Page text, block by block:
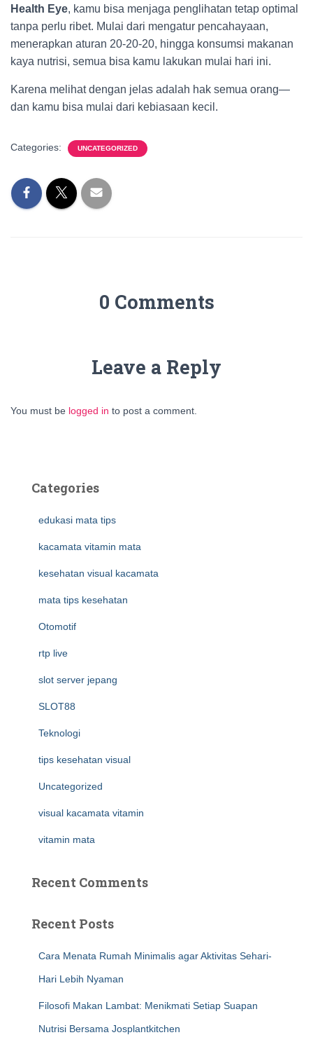
Health Eye, kamu bisa menjaga penglihatan tetap optimal
tanpa perlu ribet. Mulai dari mengatur pencahayaan,
menerapkan aturan 20-20-20, hingga konsumsi makanan
kaya nutrisi, semua bisa kamu lakukan mulai hari ini.
Karena melihat dengan jelas adalah hak semua orang—
dan kamu bisa mulai dari kebiasaan kecil.
Categories: UNCATEGORIZED
0 Comments
Leave a Reply
You must be logged in to post a comment.
Categories
edukasi mata tips
kacamata vitamin mata
kesehatan visual kacamata
mata tips kesehatan
Otomotif
rtp live
slot server jepang
SLOT88
Teknologi
tips kesehatan visual
Uncategorized
visual kacamata vitamin
vitamin mata
Recent Comments
Recent Posts
Cara Menata Rumah Minimalis agar Aktivitas Sehari-
Hari Lebih Nyaman
Filosofi Makan Lambat: Menikmati Setiap Suapan
Nutrisi Bersama Josplantkitchen